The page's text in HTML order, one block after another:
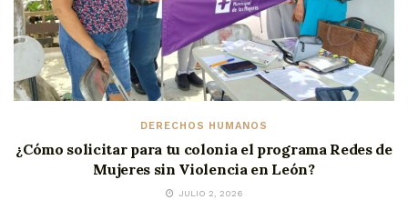
DERECHOS HUMANOS
¿Cómo solicitar para tu colonia el programa Redes de
Mujeres sin Violencia en León?
JULIO 2, 2026